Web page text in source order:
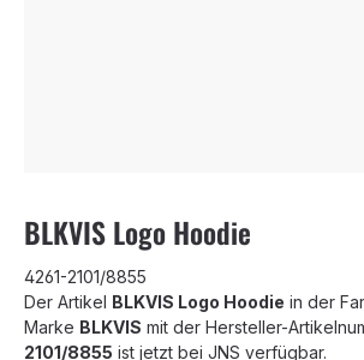
BLKVIS Logo Hoodie
4261-2101/8855
Der Artikel BLKVIS Logo Hoodie in der
Marke BLKVIS mit der Hersteller-
2101/8855 ist jetzt bei JNS verfügbar.